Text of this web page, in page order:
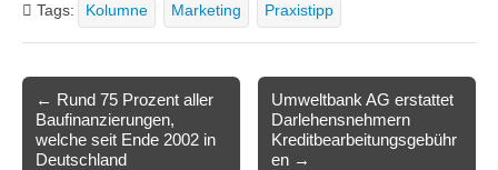
Tags: Kolumne Marketing Praxistipp
navigation
← Rund 75 Prozent aller
Baufinanzierungen,
welche seit Ende 2002 in
Deutschland
Umweltbank AG erstattet
Darlehensnehmern
Kreditbearbeitungsgebühr
en →